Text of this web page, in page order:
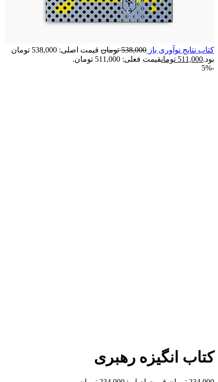
کتاب نتایج نوآوری باز 538,000 تومان
قیمت اصلی: 538,000 تومان
بود.511,000 تومانقیمت فعلی: 511,000 تومان.
-5%
کتاب انگیزه رهبری